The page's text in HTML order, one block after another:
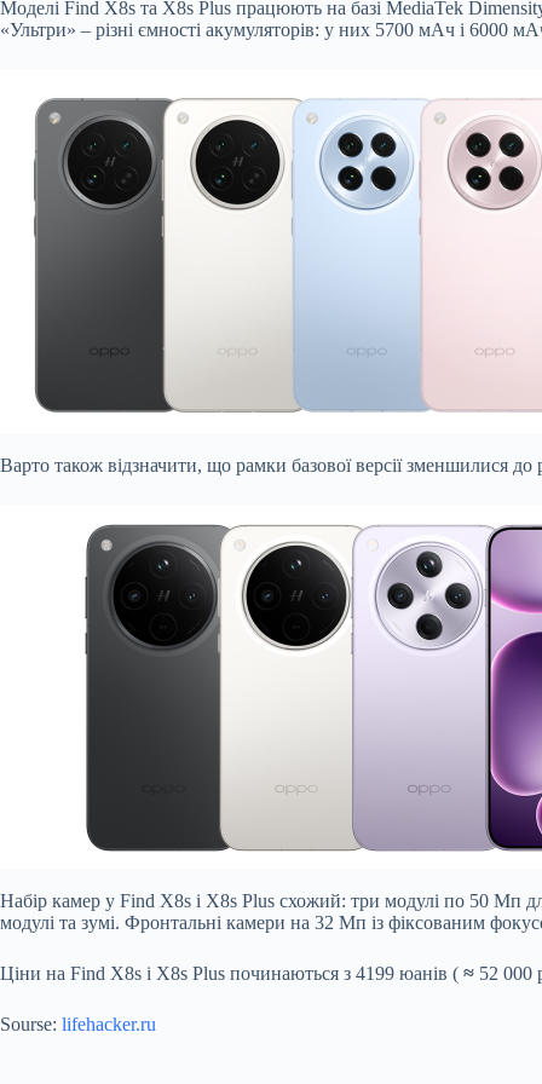
Моделі Find X8s та X8s Plus працюють на базі MediaTek
«Ультри» – різні ємності акумуляторів: у них 5700 мАч і 6000
Варто також відзначити, що рамки базової версії зменшилися
Набір камер у Find X8s і X8s Plus схожий: три модулі по 50 Мп
модулі та зумі. Фронтальні камери на 32 Мп із фіксованим
Ціни на Find X8s і X8s Plus починаються з 4199 юанів ( ≈ 52 000
Sourse: lifehacker.ru